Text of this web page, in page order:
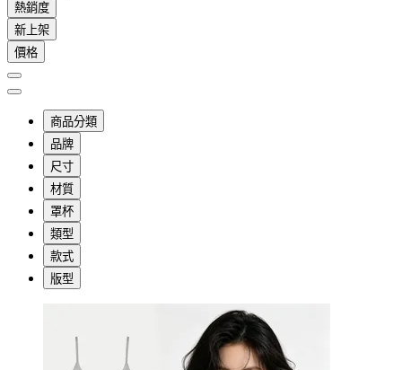
熱銷度
新上架
價格
商品分類
品牌
尺寸
材質
罩杯
類型
款式
版型